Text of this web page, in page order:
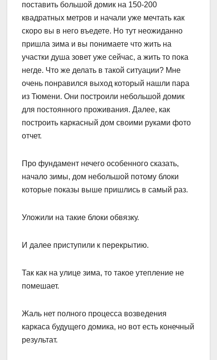
поставить большой домик на 150-200
квадратных метров и начали уже мечтать как
скоро вы в него въедете. Но тут неожиданно
пришла зима и вы понимаете что жить на
участки душа зовет уже сейчас, а жить то пока
негде. Что же делать в такой ситуации? Мне
очень понравился выход который нашли пара
из Тюмени. Они построили небольшой домик
для постоянного проживания. Далее, как
построить каркасный дом своими руками фото
отчет.
Про фундамент нечего особенного сказать,
начало зимы, дом небольшой потому блоки
которые показы выше пришлись в самый раз.
Уложили на такие блоки обвязку.
И далее приступили к перекрытию.
Так как на улице зима, то такое утепление не
помешает.
Жаль нет полного процесса возведения
каркаса будущего домика, но вот есть конечный
результат.